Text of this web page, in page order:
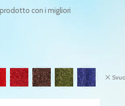
con i migliori